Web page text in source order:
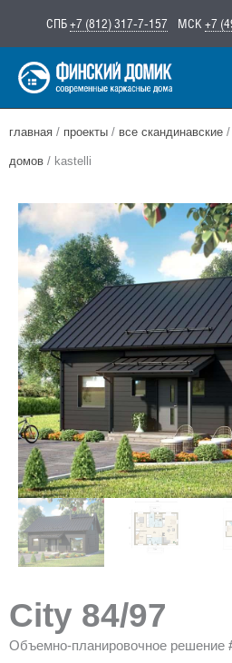
содержимому
СПБ+7 (812) 317-7-157 МСК +7
главная / проекты / все скандинавские /
домов / kastelli
City 84/97
Объемно-планировочное решение